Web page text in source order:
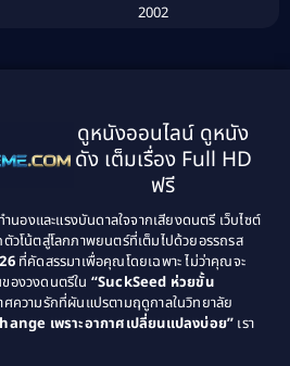
(134)
หนังคลาสสิก(21)
หนังคลาสสิก(25)
ตลก(46)
ตลก(515)
2002
1994
1992
1988
1986
1984
1982
ดูหนังออนไลน์ ดูหนัง
ดัง เต็มเรื่อง Full HD
ฟรี
องและแรงบันดาลใจจากเสียงดนตรี เว็บไซต์
วโน้ตสู่โลกภาพยนตร์ที่เต็มไปด้วยอรรถรส
ที่คัดสรรมาเพื่อคุณโดยเฉพาะ ไม่ว่าคุณจะ
องวงดนตรีใน “SuckSeed ห่วยขั้น
ความรักที่ผันแปรตามฤดูกาลในวิทยาลัย
เพราะอากาศเปลี่ยนแปลงบ่อย” เรา